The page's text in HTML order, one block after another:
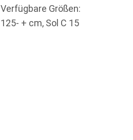
Verfügbare Größen:
125- + cm, Sol C 15